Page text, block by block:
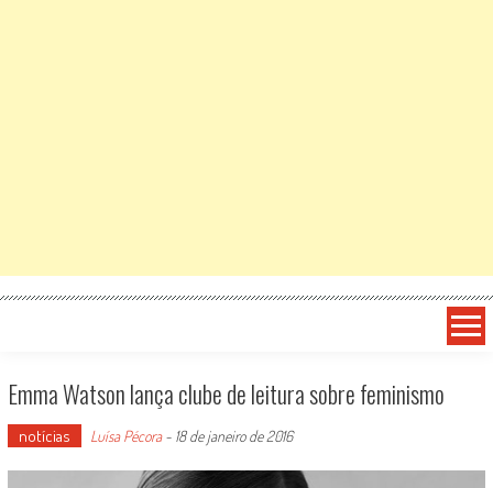
Emma Watson lança clube de leitura sobre feminismo
notícias Luísa Pécora- 18 de janeiro de 2016